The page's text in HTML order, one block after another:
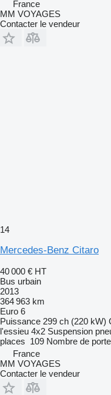
France
MM VOYAGES
Contacter le vendeur
14
Mercedes-Benz Citaro
40 000 € HT
Bus urbain
2013
364 963 km
Euro 6
Puissance 299 ch (220 kW)
l'essieu 4x2 Suspension
places 109 Nombre de
France
MM VOYAGES
Contacter le vendeur